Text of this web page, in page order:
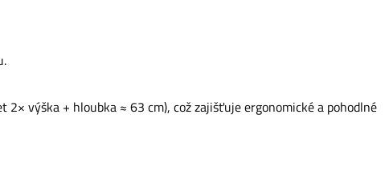
výška + hloubka ≈ 63 cm), což zajišťuje ergonomické a pohodlné